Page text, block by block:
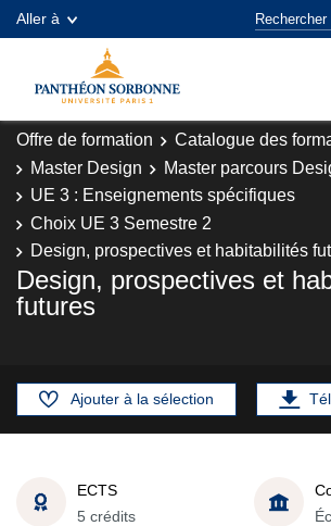
Aller à
Offre de formation Catalogue des
Master Design
Master parcours
UE 3 : Enseignements spécifiques
Choix UE 3 Semestre 2
Design, prospectives et habitabilités
Design, prospectives et
futures
Ajouter à la sélection
ECTS
5 crédits